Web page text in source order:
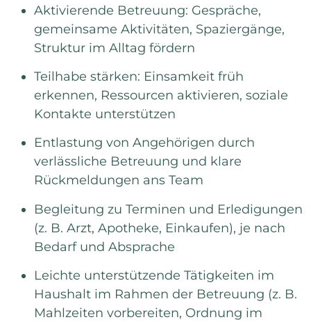
Aktivierende Betreuung: Gespräche,
gemeinsame Aktivitäten, Spaziergänge,
Struktur im Alltag fördern
Teilhabe stärken: Einsamkeit früh
erkennen, Ressourcen aktivieren, soziale
Kontakte unterstützen
Entlastung von Angehörigen durch
verlässliche Betreuung und klare
Rückmeldungen ans Team
Begleitung zu Terminen und Erledigungen
(z. B. Arzt, Apotheke, Einkaufen), je nach
Bedarf und Absprache
Leichte unterstützende Tätigkeiten im
Haushalt im Rahmen der Betreuung (z. B.
Mahlzeiten vorbereiten, Ordnung im